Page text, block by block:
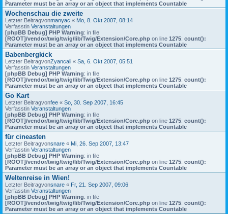
Parameter must be an array or an object that implements Countable
Wochenschau die zweite
Letzter Beitragvonmanyac « Mo, 8. Okt 2007, 08:14
Verfasstin Veranstaltungen
[phpBB Debug] PHP Warning: in file
[ROOT]/vendor/twig/twig/lib/Twig/Extension/Core.php on line 1275: count():
Parameter must be an array or an object that implements Countable
Babenbergkick
Letzter BeitragvonZyancali « Sa, 6. Okt 2007, 05:51
Verfasstin Veranstaltungen
[phpBB Debug] PHP Warning: in file
[ROOT]/vendor/twig/twig/lib/Twig/Extension/Core.php on line 1275: count():
Parameter must be an array or an object that implements Countable
Go Kart
Letzter Beitragvonfee « So, 30. Sep 2007, 16:45
Verfasstin Veranstaltungen
[phpBB Debug] PHP Warning: in file
[ROOT]/vendor/twig/twig/lib/Twig/Extension/Core.php on line 1275: count():
Parameter must be an array or an object that implements Countable
für cineasten
Letzter Beitragvonsnare « Mi, 26. Sep 2007, 13:47
Verfasstin Veranstaltungen
[phpBB Debug] PHP Warning: in file
[ROOT]/vendor/twig/twig/lib/Twig/Extension/Core.php on line 1275: count():
Parameter must be an array or an object that implements Countable
Weltenreise in Wien!
Letzter Beitragvonsnare « Fr, 21. Sep 2007, 09:06
Verfasstin Veranstaltungen
[phpBB Debug] PHP Warning: in file
[ROOT]/vendor/twig/twig/lib/Twig/Extension/Core.php on line 1275: count():
Parameter must be an array or an object that implements Countable